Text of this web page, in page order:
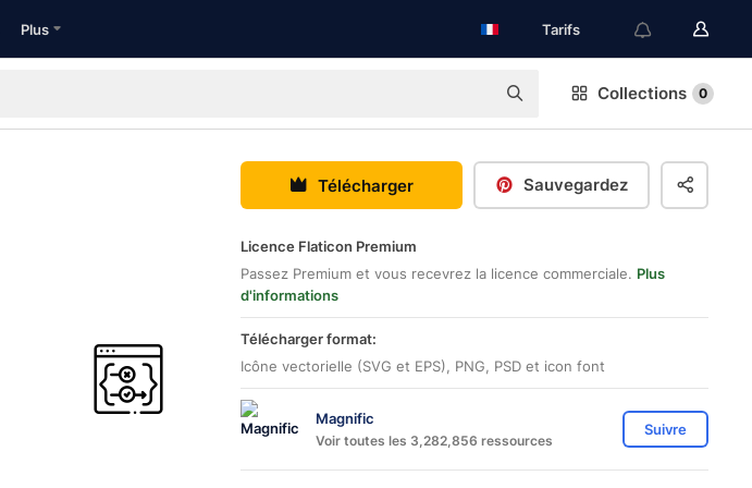
Plus Tarifs
Collections 0
Télécharger Sauvegardez
Licence Flaticon Premium
Passez Premium et vous recevrez la licence commerciale. Plus
d'informations
Télécharger format:
Icône vectorielle (SVG et EPS), PNG, PSD et icon font
Magnific
Voir toutes les 3,282,856 ressources
Suivre